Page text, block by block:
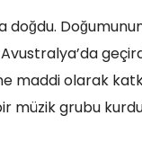
doğdu.
maddi olarak
müzik grubu